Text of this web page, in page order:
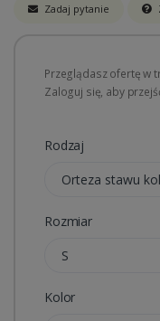
Zadaj pytanie
Przeglądasz ofertę w
Zaloguj się, aby
Rodzaj
Orteza stawu
Rozmiar
S
Kolor